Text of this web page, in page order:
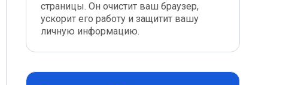
страницы. Он очистит ваш браузер,
ускорит его работу и защитит вашу
личную информацию.